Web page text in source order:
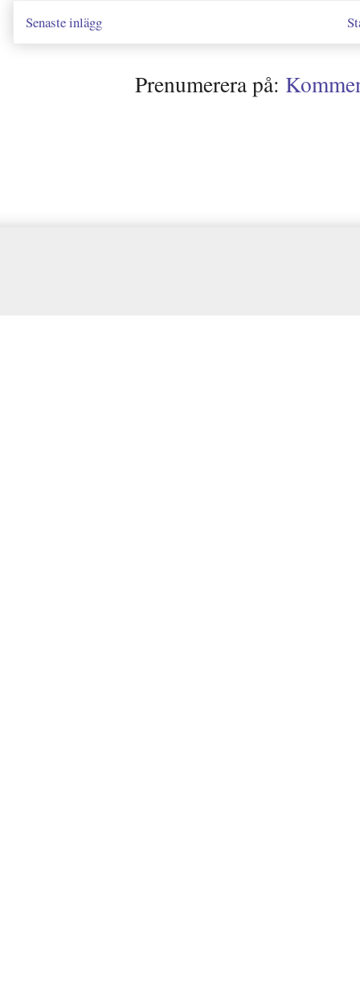
Senaste inlägg
Prenumerera på: